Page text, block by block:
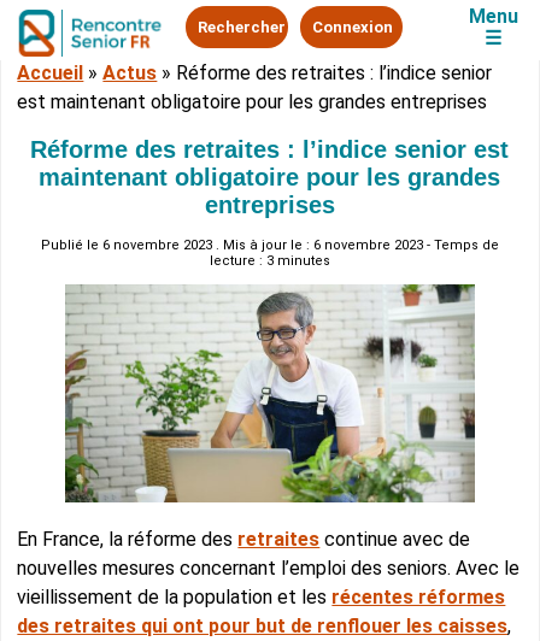
Rechercher Connexion
Menu
☰
Accueil »Actus » Réforme des retraites : l’indice senior
est maintenant obligatoire pour les grandes entreprises
Réforme des retraites : l’indice senior est
maintenant obligatoire pour les grandes
entreprises
Publié le 6 novembre 2023 . Mis à jour le : 6 novembre 2023 - Temps de
lecture : 3 minutes
En France, la réforme des retraites continue avec de
nouvelles mesures concernant l’emploi des seniors. Avec le
vieillissement de la population et les récentes réformes
des retraites qui ont pour but de renflouer les caisses,